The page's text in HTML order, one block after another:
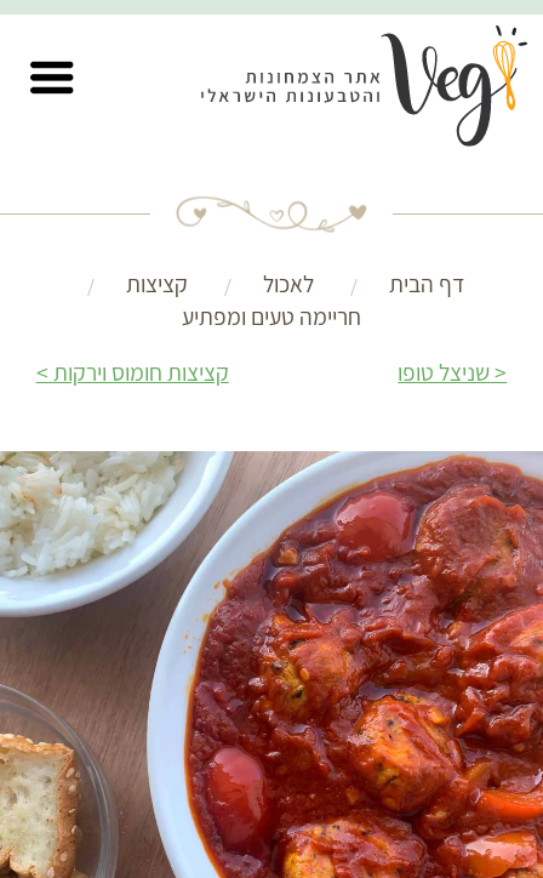
דף הבית לאכול
קציצות
חריימה טעים ומפתיע
שניצל טופו
קציצות חומוס וירקות